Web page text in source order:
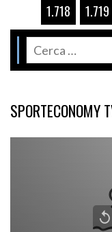
1.718
1.719
SPORTECONOMY